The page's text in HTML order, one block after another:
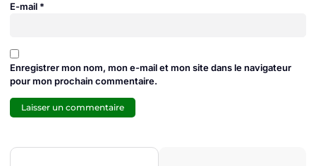
E-mail *
Enregistrer mon nom, mon e-mail et mon site dans le navigateur
pour mon prochain commentaire.